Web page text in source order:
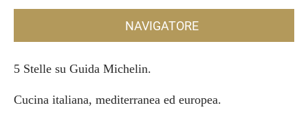
NAVIGATORE
5 Stelle su Guida Michelin.
Cucina italiana, mediterranea ed europea.